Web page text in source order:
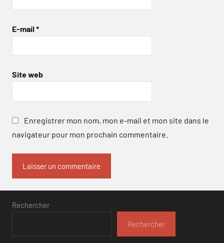
E-mail *
Site web
Enregistrer mon nom, mon e-mail et mon site dans le
navigateur pour mon prochain commentaire.
Rechercher
Rechercher